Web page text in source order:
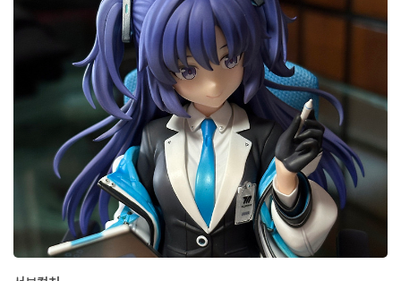
루아카 스미레 알바버전 입니다!커미션으로 그렸어요 pic.twitter.c
om/AH4eZc9udw— 티타늄..